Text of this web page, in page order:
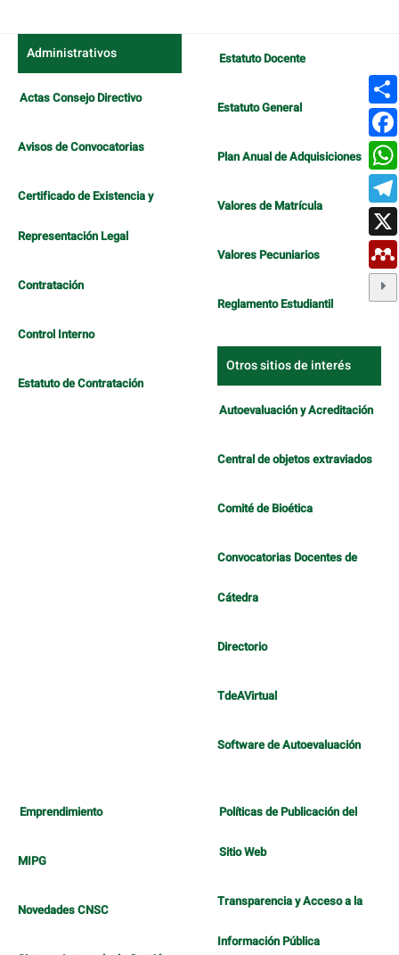
Administrativos
Actas Consejo Directivo
Avisos de Convocatorias
Certificado de Existencia y
Representación Legal
Contratación
Control Interno
Estatuto de Contratación
Estatuto Docente
Estatuto General
Plan Anual de Adquisiciones
Valores de Matrícula
Valores Pecuniarios
Reglamento Estudiantil
Otros sitios de interés
Autoevaluación y Acreditación
Central de objetos extraviados
Comité de Bioética
Convocatorias Docentes de
Cátedra
Directorio
TdeAVirtual
Software de Autoevaluación
Emprendimiento
MIPG
Novedades CNSC
Políticas de Publicación del
Sitio Web
Transparencia y Acceso a la
Información Pública